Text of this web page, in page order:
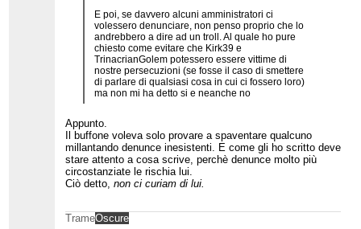
E poi, se davvero alcuni amministratori ci
volessero denunciare, non penso proprio che lo
andrebbero a dire ad un troll. Al quale ho pure
chiesto come evitare che Kirk39 e
TrinacrianGolem potessero essere vittime di
nostre persecuzioni (se fosse il caso di smettere
di parlare di qualsiasi cosa in cui ci fossero loro)
ma non mi ha detto si e neanche no
Appunto.
Il buffone voleva solo provare a spaventare qualcuno
millantando denunce inesistenti. E come gli ho scritto deve
stare attento a cosa scrive, perchè denunce molto più
circostanziate le rischia lui.
Ciò detto,non ci curiam di lui.
TrameOscure